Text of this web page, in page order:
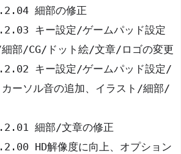
細部の修正
キー設定/ゲームパッド設定
部/CG/ドット絵/文章/ロゴの変更
キー設定/ゲームパッド設定/
ーソル音の追加、イラスト/細部/
細部/文章の修正
HD解像度に向上、オプション